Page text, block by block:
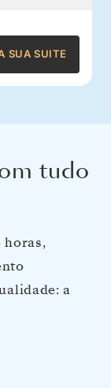
SUA SUITE
tudo
horas,
a